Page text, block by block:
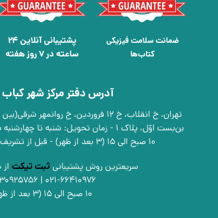
ضمانت سلامت فیزیکی
کتاب‌ها
پشتیبانی آنلاین 24
ساعته در 7 روز هفته
آدرس دفتر مرکز شهر
بن‌بست اوّل، پلاک 1 - زمان تحویل: شنبه
10 صبح الی 15 (3 بعد از ظهر) - قبل از تشریف آوردن تماس بگیرید
سریعترین روش پشتیبانی ثبت تیکت
10 صبح الی 15 (3 بعد از ظهر)